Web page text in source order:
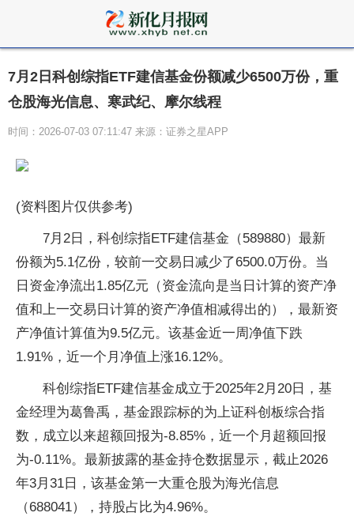
7月2日科创综指ETF建信基金份额减少6500万份，重
仓股海光信息、寒武纪、摩尔线程
时间：2026-07-03 07:11:47 来源：证券之星APP
(资料图片仅供参考)
7月2日，科创综指ETF建信基金（589880）最新
份额为5.1亿份，较前一交易日减少了6500.0万份。当
日资金净流出1.85亿元（资金流向是当日计算的资产净
值和上一交易日计算的资产净值相减得出的），最新资
产净值计算值为9.5亿元。该基金近一周净值下跌
1.91%，近一个月净值上涨16.12%。
科创综指ETF建信基金成立于2025年2月20日，基
金经理为葛鲁禹，基金跟踪标的为上证科创板综合指
数，成立以来超额回报为-8.85%，近一个月超额回报
为-0.11%。最新披露的基金持仓数据显示，截止2026
年3月31日，该基金第一大重仓股为海光信息
（688041），持股占比为4.96%。